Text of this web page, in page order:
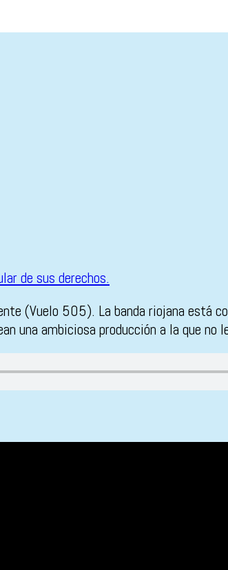
(Vuelo 505). La banda riojana está
una ambiciosa producción a la que no